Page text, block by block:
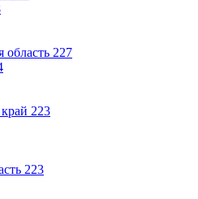
область 227
223
223